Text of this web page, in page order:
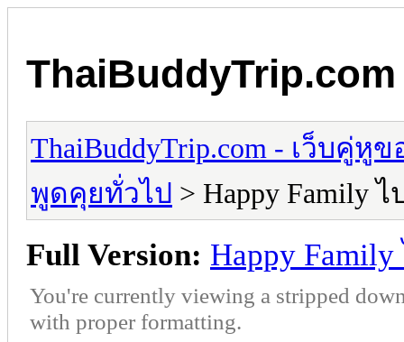
ThaiBuddyTrip.com - เว็บคู่หู
พูดคุยทั่วไป > Happy Family
Full Version: Happy
You're currently viewing a stripped
with proper formatting.